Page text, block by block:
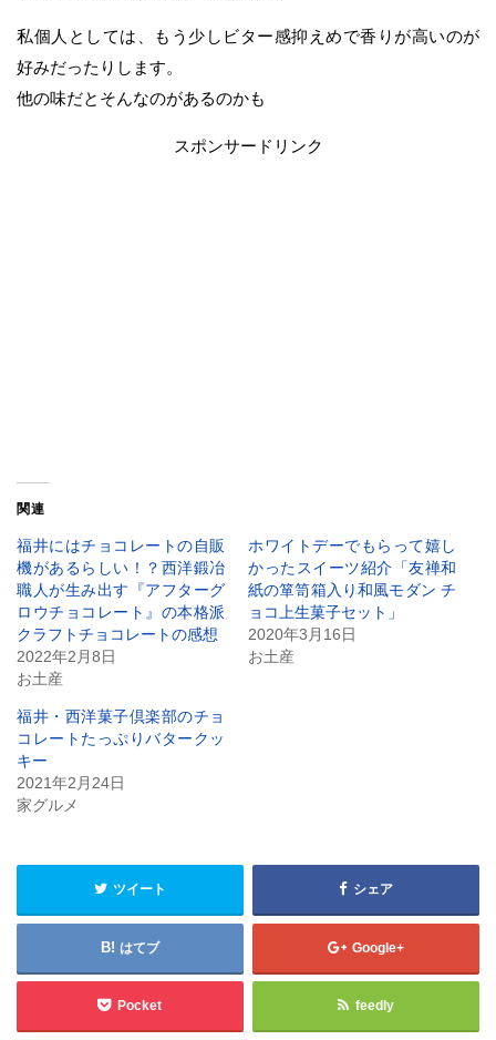
私個人としては、もう少しビター感抑えめで香りが高いのが
好みだったりします。
他の味だとそんなのがあるのかも
スポンサードリンク
関連
福井にはチョコレートの自販
機があるらしい！？西洋鍛冶
職人が生み出す『アフターグ
ロウチョコレート』の本格派
クラフトチョコレートの感想
2022年2月8日
お土産
ホワイトデーでもらって嬉し
かったスイーツ紹介「友禅和
紙の箪笥箱入り和風モダン チ
ョコ上生菓子セット」
2020年3月16日
お土産
福井・西洋菓子倶楽部のチョ
コレートたっぷりバタークッ
キー
2021年2月24日
家グルメ
ツイート シェア
はてブ Google+
Pocket feedly